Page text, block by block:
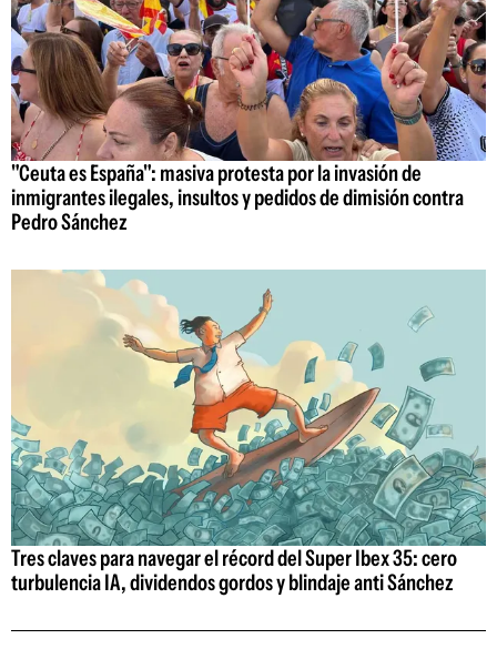
"Ceuta es España": masiva protesta por la invasión de
inmigrantes ilegales, insultos y pedidos de dimisión contra
Pedro Sánchez
Tres claves para navegar el récord del Super Ibex 35: cero
turbulencia IA, dividendos gordos y blindaje anti Sánchez